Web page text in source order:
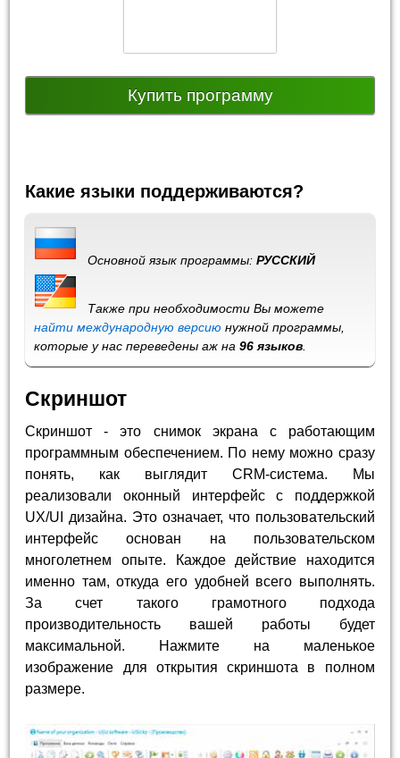
Купить программу
Какие языки поддерживаются?
Основной язык программы:РУССКИЙ
Также при необходимости Вы можете
найти международную версию нужной программы,
которые у нас переведены аж на96 языков
Скриншот
Скриншот - это снимок экрана с работающим
программным обеспечением. По нему можно сразу
понять, как выглядит CRM-система. Мы
реализовали оконный интерфейс с поддержкой
UX/UI дизайна. Это означает, что пользовательский
интерфейс основан на пользовательском
многолетнем опыте. Каждое действие находится
именно там, откуда его удобней всего выполнять.
За счет такого грамотного подхода
производительность вашей работы будет
максимальной. Нажмите на маленькое
изображение для открытия скриншота в полном
размере.